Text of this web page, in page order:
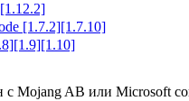
[1.7.2][1.7.10]
Mojang AB или Microsoft